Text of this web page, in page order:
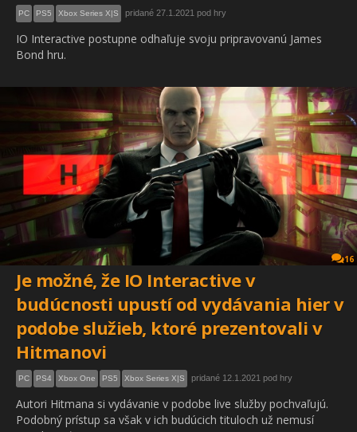
PC PS5 Xbox Series X|S pridané 27.1.2021 pod hry
IO Interactive postupne odhaľuje svoju pripravovanú James
Bond hru.
16
Je možné, že IO Interactive v
budúcnosti upustí od vydávania hier v
podobe služieb, ktoré prezentovali v
Hitmanovi
PC PS4 Xbox One PS5 Xbox Series X|S pridané 12.1.2021 pod hry
Autori Hitmana si vydávanie v podobe live služby pochvaľujú.
Podobný prístup sa však v ich budúcich tituloch už nemusí